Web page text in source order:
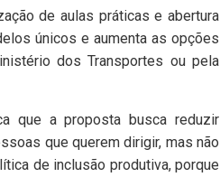
de aulas práticas e abertura
únicos e aumenta as opções
dos Transportes ou pela
que a proposta busca reduzir
que querem dirigir, mas não
de inclusão produtiva, porque